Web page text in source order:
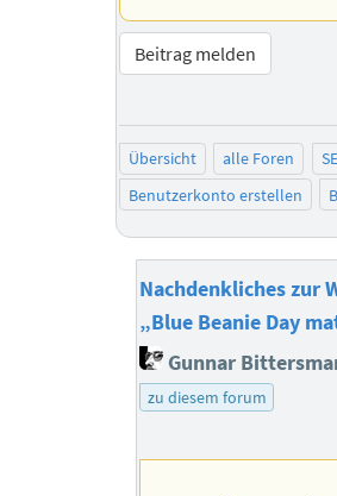
Beitrag melden
Übersicht alle Foren
Benutzerkonto erstellen
Nachdenkliches zur
„Blue Beanie Day
Gunnar
zu diesem forum